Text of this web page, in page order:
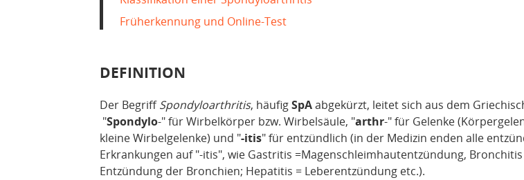
Früherkennung und Online-Test
DEFINITION
Der BegriffSpondyloarthritis, häufigSpAabgekürzt, leitet sich aus dem
"Spondylo-" für Wirbelkörper bzw. Wirbelsäule, "arthr-" für Gelenke
kleine Wirbelgelenke) und "-itis" für entzündlich (in der Medizin enden alle
Erkrankungen auf "-itis", wie Gastritis =Magenschleimhautentzündung,
Entzündung der Bronchien; Hepatitis = Leberentzündung etc.).